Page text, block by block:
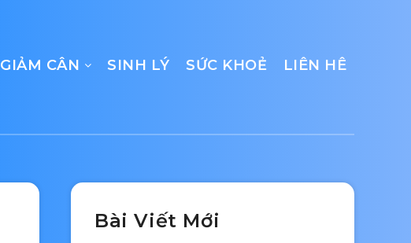
GIẢM CÂN SINH LÝ SỨC KHOẺ LIÊN HÊ
Bài Viết Mới